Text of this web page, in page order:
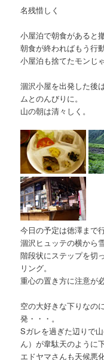
名残惜しく
小屋泊で朝食があると
朝食が終わればもう行
小屋泊も捨てたモンじ
涸沢小屋を出発した後
ムとのんびりに。
山の朝は清々しく。
今日の予定は徳澤まで
涸沢ヒュッテの横から
階段状にステップを切
リング。
重心の置き方に注意が
空の大好きな下りなの
発・・・。
Sガレを過ぎた辺りで
ん）が韋駄天のように
エドヤマさんも天候悪